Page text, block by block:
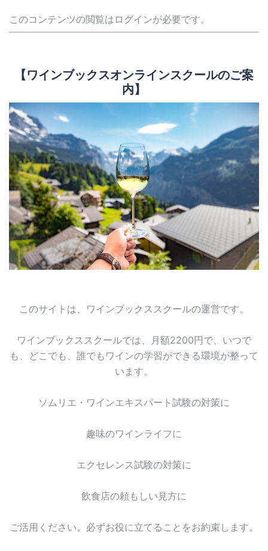
このコンテンツの閲覧はログインが必要です。
【ワインブックスオンラインスクールのご案
内】
このサイトは、ワインブックススクールの運営です。
ワインブックススクールでは、月額2200円で、いつで
も、どこでも、誰でもワインの学習ができる環境が整って
います。
ソムリエ・ワインエキスパート試験の対策に
趣味のワインライフに
エクセレンス試験の対策に
飲食店の頼もしい見方に
ご活用ください。必ずお役に立てることをお約束します。